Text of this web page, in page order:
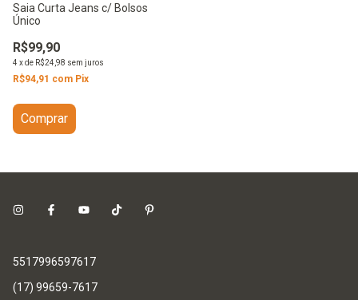
Saia Curta Jeans c/ Bolsos
Único
R$99,90
4 xde R$24,98 sem juros
R$94,91 com Pix
Comprar
5517996597617
(17) 99659-7617